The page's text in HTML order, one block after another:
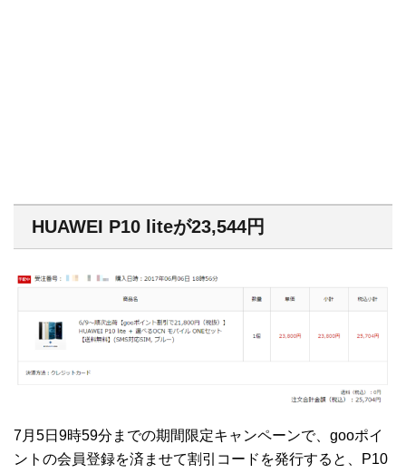
HUAWEI P10 liteが23,544円
7月5日9時59分までの期間限定キャンペーンで、gooポイ
ントの会員登録を済ませて割引コードを発行すると、P10